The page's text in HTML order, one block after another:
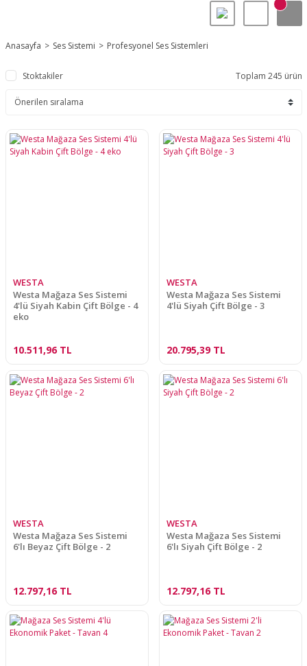
Anasayfa Ses Sistemi Profesyonel Ses Sistemleri
Stoktakiler Toplam 245 ürün
WESTA
Westa Mağaza Ses Sistemi
4'lü Siyah Kabin Çift Bölge - 4
eko
10.511,96 TL
WESTA
Westa Mağaza Ses Sistemi
4'lü Siyah Çift Bölge - 3
20.795,39 TL
WESTA
Westa Mağaza Ses Sistemi
6'lı Beyaz Çift Bölge - 2
12.797,16 TL
WESTA
Westa Mağaza Ses Sistemi
6'lı Siyah Çift Bölge - 2
12.797,16 TL